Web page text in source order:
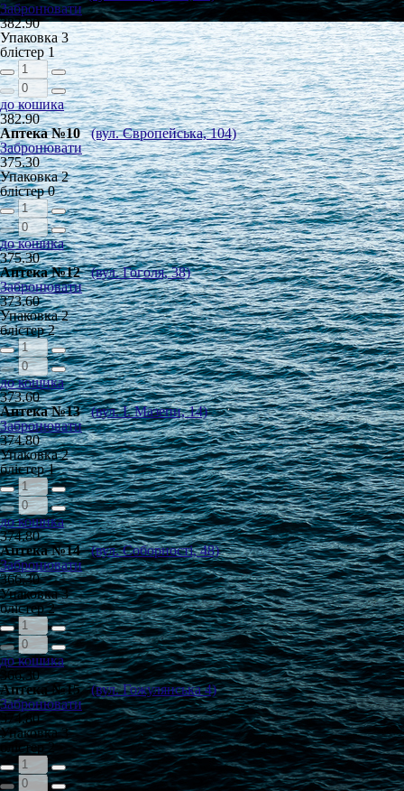
Забронювати
382.90
Упаковка3
блістер1
до кошика
382.90
Аптека №10
(вул. Європейська, 104)
Забронювати
375.30
Упаковка2
блістер0
до кошика
375.30
Аптека №12
(вул. Гоголя, 38)
Забронювати
373.60
Упаковка2
блістер2
до кошика
373.60
Аптека №13
(вул. І. Мазепи, 14)
Забронювати
374.80
Упаковка2
блістер1
до кошика
374.80
Аптека №14
(вул. Соборності, 48)
Забронювати
366.30
Упаковка3
блістер2
до кошика
366.30
Аптека №15
(вул. Гожулянська 4)
Забронювати
374.80
Упаковка3
блістер2